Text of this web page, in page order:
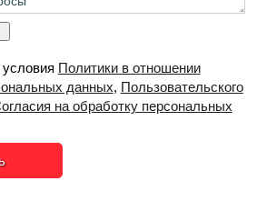
Политики в отношении
данных, Пользовательского
на обработку персональных